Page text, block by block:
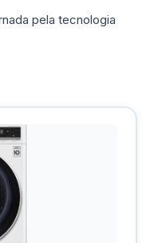
pela tecnologia